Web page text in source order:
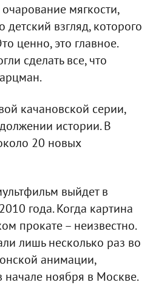
мягкости,
детский взгляд, которого
ценно, это главное.
сделать все, что
качановской серии,
истории. В
20 новых
выйдет в
года. Когда картина
прокате – неизвестно.
лишь несколько раз во
анимации,
начале ноября в Москве.